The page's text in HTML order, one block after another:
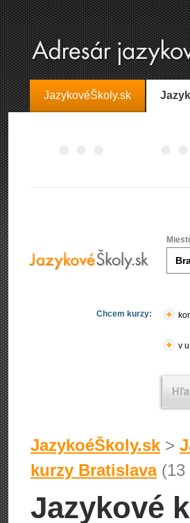
JazykovéŠkoly.sk
Chcem kurzy:
v
JazykoéŠkoly.sk >
kurzy Bratislava(13
Jazykové